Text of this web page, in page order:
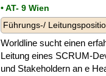
• AT- 9 Wien
Führungs-/
Worldline sucht einen
Leitung eines SCRUM-
und Stakeholdern an e